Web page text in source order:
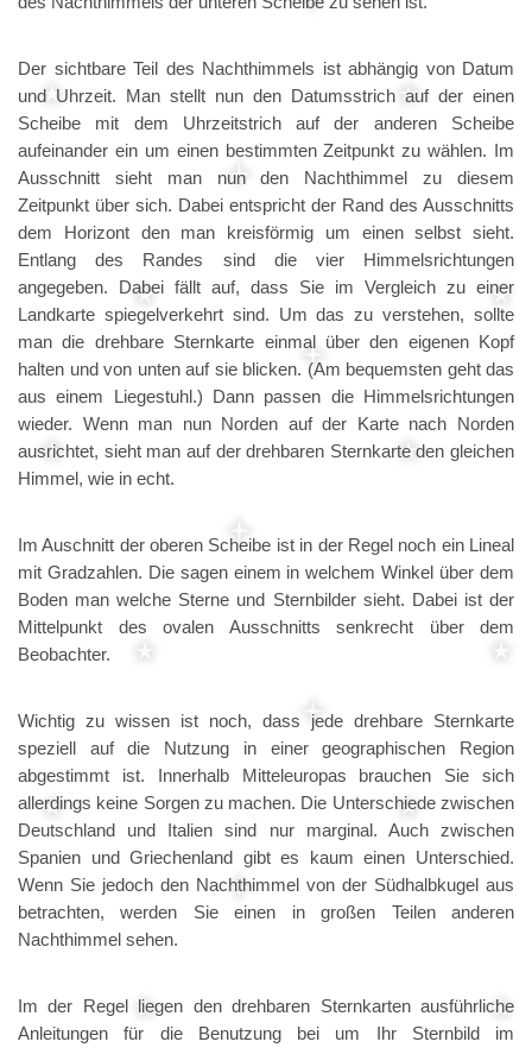
Der sichtbare Teil des Nachthimmels ist abhängig von Datum
und Uhrzeit. Man stellt nun den Datumsstrich auf der einen
Scheibe mit dem Uhrzeitstrich auf der anderen Scheibe
aufeinander ein um einen bestimmten Zeitpunkt zu wählen. Im
Ausschnitt sieht man nun den Nachthimmel zu diesem
Zeitpunkt über sich. Dabei entspricht der Rand des Ausschnitts
dem Horizont den man kreisförmig um einen selbst sieht.
Entlang des Randes sind die vier Himmelsrichtungen
angegeben. Dabei fällt auf, dass Sie im Vergleich zu einer
Landkarte spiegelverkehrt sind. Um das zu verstehen, sollte
man die drehbare Sternkarte einmal über den eigenen Kopf
halten und von unten auf sie blicken. (Am bequemsten geht das
aus einem Liegestuhl.) Dann passen die Himmelsrichtungen
wieder. Wenn man nun Norden auf der Karte nach Norden
ausrichtet, sieht man auf der drehbaren Sternkarte den gleichen
Himmel, wie in echt.
Im Auschnitt der oberen Scheibe ist in der Regel noch ein Lineal
mit Gradzahlen. Die sagen einem in welchem Winkel über dem
Boden man welche Sterne und Sternbilder sieht. Dabei ist der
Mittelpunkt des ovalen Ausschnitts senkrecht über dem
Beobachter.
Wichtig zu wissen ist noch, dass jede drehbare Sternkarte
speziell auf die Nutzung in einer geographischen Region
abgestimmt ist. Innerhalb Mitteleuropas brauchen Sie sich
allerdings keine Sorgen zu machen. Die Unterschiede zwischen
Deutschland und Italien sind nur marginal. Auch zwischen
Spanien und Griechenland gibt es kaum einen Unterschied.
Wenn Sie jedoch den Nachthimmel von der Südhalbkugel aus
betrachten, werden Sie einen in großen Teilen anderen
Nachthimmel sehen.
Im der Regel liegen den drehbaren Sternkarten ausführliche
Anleitungen für die Benutzung bei um Ihr Sternbild im